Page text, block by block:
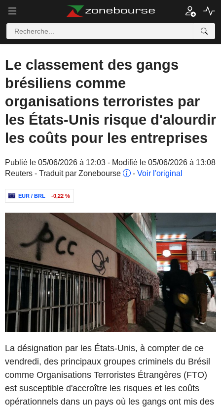
Le classement des gangs
brésiliens comme
organisations terroristes par
les États-Unis risque d'alourdir
les coûts pour les entreprises
Publié le 05/06/2026 à 12:03 - Modifié le 05/06/2026 à 13:08
Reuters - Traduit par Zonebourse
- Voir l'original
EUR / BRL -0,22 %
La désignation par les États-Unis, à compter de ce
vendredi, des principaux groupes criminels du Brésil
comme Organisations Terroristes Étrangères (FTO)
est susceptible d'accroître les risques et les coûts
opérationnels dans un pays où les gangs ont mis des